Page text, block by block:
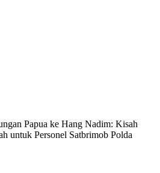
Papua ke Hang Nadim: Kisah
untuk Personel Satbrimob Polda